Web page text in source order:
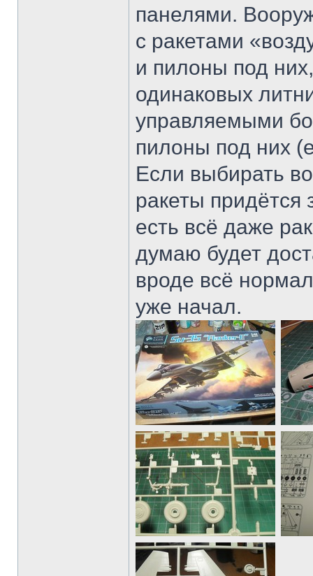
панелями.
с ракетами
и пилоны под
одинаковых
управляемыми
пилоны под них
Если выбирать
ракеты придётся
есть всё даже
думаю будет
вроде всё
уже начал.